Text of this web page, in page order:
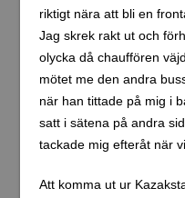
riktigt nära att bli en
Jag skrek rakt ut och
olycka då chauffören
mötet me den andra
när han tittade på mig i
satt i sätena på andra
tackade mig efteråt när
Att komma ut ur